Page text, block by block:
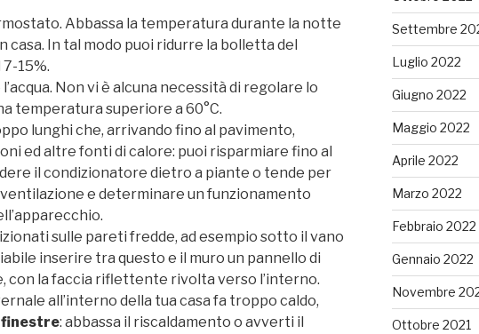
Abbassa la temperatura durante la notte
casa. In tal modo puoi ridurre la bolletta del
15%.
Non vi è alcuna necessità di regolare lo
temperatura superiore a 60°C.
lunghi che, arrivando fino al pavimento,
ed altre fonti di calore: puoi risparmiare fino al
il condizionatore dietro a piante o tende per
e determinare un funzionamento
sulle pareti fredde, ad esempio sotto il vano
inserire tra questo e il muro un pannello di
con la faccia riflettente rivolta verso l’interno.
all’interno della tua casa fa troppo caldo,
finestre: abbassa il riscaldamento o avverti il
Settembre
Luglio 2022
Giugno 2022
Maggio 2022
Aprile 2022
Marzo 2022
Febbraio 2022
Gennaio 2022
Novembre
Ottobre 2021